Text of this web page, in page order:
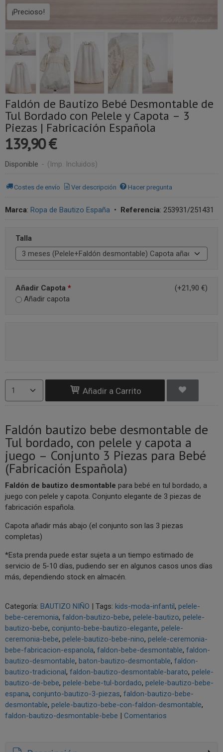
¡Precioso!
Faldón de Bautizo Bebé Desmontable de
Tul Bordado con Pelele y Capota – 3
Piezas | Fabricación Española
139,90 €
Disponible - (Imp. Incluidos)
Costes de envío Ver descripción Hacer pregunta
Marca: Ropa de Bautizo España • Referencia: 253931/251431
Talla
Añadir Capota *
(+21,90 €)
Añadir capota
Añadir a Carrito
Faldón bautizo bebe desmontable de
Tul bordado, con pelele y capota a
juego – Conjunto 3 Piezas para Bebé
(Fabricación Española)
Faldón de bautizo desmontable para bebé en tul bordado, a
juego con pelele y capota. Conjunto elegante de 3 piezas de
fabricación española.
Capota añadir más abajo (el conjunto son las 3 piezas
completas)
*Esta prenda puede estar sujeta a un tiempo estimado de
servicio de 5-10 días, pudiendo ser en algunos casos unos días
más, dependiendo stock en almacén.
Categoría: BAUTIZO NIÑO | Tags: kids-moda-infantil pelele-
bebe-ceremonia faldon-bautizo-bebe pelele-bautizo pelele-
bautizo-bebe conjunto-bebe-bautizo-elegante pelele-
ceremonia-bebe pelele-bautizo-bebe-nino pelele-ceremonia-
bebe-fabricacion-espanola faldon-bebe-desmontable faldon-
bautizo-desmontable baton-bautizo-desmontable faldon-
bautizo-tradicional faldon-bautizo-desmontable-barato pelele-
bautizo-de-bebe pelele-bebe-tul-bordado pelele-bautizo-bebe-
espana conjunto-bautizo-3-piezas faldon-bautizo-bebe-
desmontable pelele-bautizo-bebe-con-faldon-desmontable
faldon-bautizo-desmontable-bebe | Comentarios